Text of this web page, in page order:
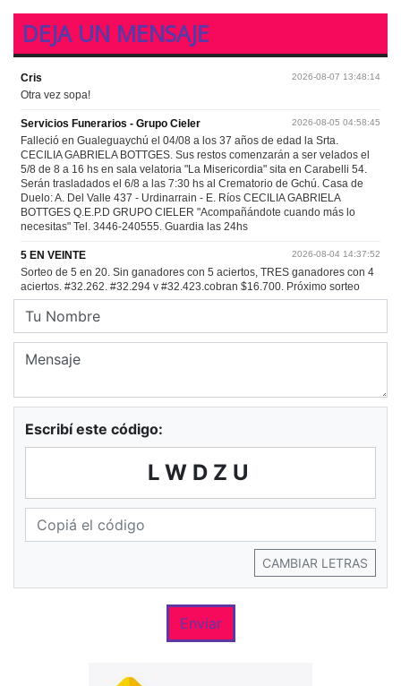
DEJA UN MENSAJE
Escribí este código:
LWDZU
CAMBIAR LETRAS